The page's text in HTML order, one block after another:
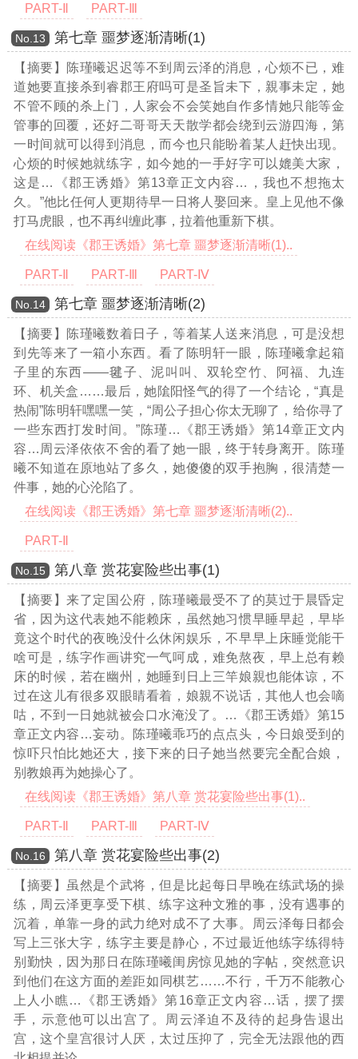
PART-Ⅱ PART-Ⅲ
Νο.13 第七章 噩梦逐渐清晰(1)
【摘要】陈瑾曦迟迟等不到周云泽的消息，心烦不已，难
道她要直接杀到睿郡王府吗可是圣旨未下，親事未定，她
不管不顾的杀上门，人家会不会笑她自作多情她只能等金
管事的回覆，还好二哥哥天天散学都会绕到云游四海，第
一时间就可以得到消息，而今也只能盼着某人赶快出现。
心烦的时候她就练字，如今她的一手好字可以媲美大家，
这是 …《郡王诱婚》第13章正文内容…
，我也不想拖太
久。”他比任何人更期待早一日将人娶回来。皇上见他不像
打马虎眼，也不再纠缠此事，拉着他重新下棋。
在线阅读《郡王诱婚》第七章 噩梦逐渐清晰(1)..
PART-Ⅱ PART-Ⅲ PART-Ⅳ
Νο.14 第七章 噩梦逐渐清晰(2)
【摘要】陈瑾曦数着日子，等着某人送来消息，可是没想
到先等来了一箱小东西。看了陈明轩一眼，陈瑾曦拿起箱
子里的东西——毽子、泥叫叫、双轮空竹、阿福、九连
环、机关盒……最后，她隂阳怪气的得了一个结论，“真是
热闹”陈明轩嘿嘿一笑，“周公子担心你太无聊了，给你寻了
一些东西打发时间。”陈瑾…《郡王诱婚》第14章正文内
容… 周云泽依依不舍的看了她一眼，终于转身离开。陈瑾
曦不知道在原地站了多久，她傻傻的双手抱胸，很清楚一
件事，她的心沦陷了。
在线阅读《郡王诱婚》第七章 噩梦逐渐清晰(2)..
PART-Ⅱ
Νο.15 第八章 赏花宴险些出事(1)
【摘要】来了定国公府，陈瑾曦最受不了的莫过于晨昏定
省，因为这代表她不能赖床，虽然她习惯早睡早起，早毕
竟这个时代的夜晚没什么休闲娱乐，不早早上床睡觉能干
啥可是，练字作画讲究一气呵成，难免熬夜，早上总有赖
床的时候，若在幽州，她睡到日上三竿娘親也能体谅，不
过在这儿有很多双眼睛看着，娘親不说话，其他人也会嘀
咕，不到一日她就被会口水淹没了。
…《郡王诱婚》第15
章正文内容…妄动。陈瑾曦乖巧的点点头，今日娘受到的
惊吓只怕比她还大，接下来的日子她当然要完全配合娘，
别教娘再为她操心了。
在线阅读《郡王诱婚》第八章 赏花宴险些出事(1)..
PART-Ⅱ PART-Ⅲ PART-Ⅳ
Νο.16 第八章 赏花宴险些出事(2)
【摘要】虽然是个武将，但是比起每日早晚在练武场的操
练，周云泽更享受下棋、练字这种文雅的事，没有遇事的
沉着，单靠一身的武力绝对成不了大事。周云泽每日都会
写上三张大字，练字主要是静心，不过最近他练字练得特
别勤快，因为那日在陈瑾曦闺房惊见她的字帖，突然意识
到他们在这方面的差距如同棋艺……不行，千万不能教心
上人小瞧 …《郡王诱婚》第16章正文内容…话，摆了摆
手，示意他可以出宫了。周云泽迫不及待的起身告退出
宫，这个皇宫很讨人厌，太过压抑了，完全无法跟他的西